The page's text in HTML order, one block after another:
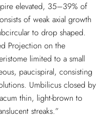
elevated, 35–39% of
of weak axial growth
to drop shaped.
Projection on the
limited to a small
paucispiral, consisting
Umbilicus closed by
thin, light-brown to
streaks.”